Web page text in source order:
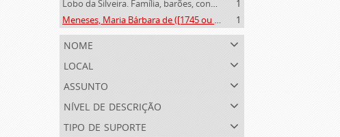
Lobo da Silveira. Família, barões, condes e marqueses de Alvito (1475-1910)
1
Meneses, Maria Bárbara de ([1745 ou 1751]-[post. 1784])
1
nome
local
assunto
nível de descrição
tipo de suporte